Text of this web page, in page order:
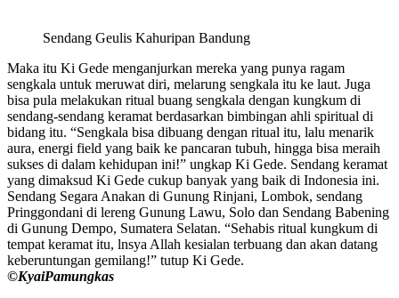
Sendang Geulis Kahuripan Bandung
Maka itu Ki Gede menganjurkan mereka yang punya ragam
sengkala untuk meruwat diri, melarung sengkala itu ke laut. Juga
bisa pula melakukan ritual buang sengkala dengan kungkum di
sendang-sendang keramat berdasarkan bimbingan ahli spiritual di
bidang itu. “Sengkala bisa dibuang dengan ritual itu, lalu menarik
aura, energi field yang baik ke pancaran tubuh, hingga bisa meraih
sukses di dalam kehidupan ini!” ungkap Ki Gede. Sendang keramat
yang dimaksud Ki Gede cukup banyak yang baik di Indonesia ini.
Sendang Segara Anakan di Gunung Rinjani, Lombok, sendang
Pringgondani di lereng Gunung Lawu, Solo dan Sendang Babening
di Gunung Dempo, Sumatera Selatan. “Sehabis ritual kungkum di
tempat keramat itu, lnsya Allah kesialan terbuang dan akan datang
keberuntungan gemilang!” tutup Ki Gede.
©️KyaiPamungkas